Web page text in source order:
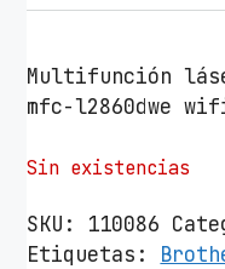
Multifunción
mfc-l2860dwe
Sin existencias
SKU: 110086
Etiquetas: